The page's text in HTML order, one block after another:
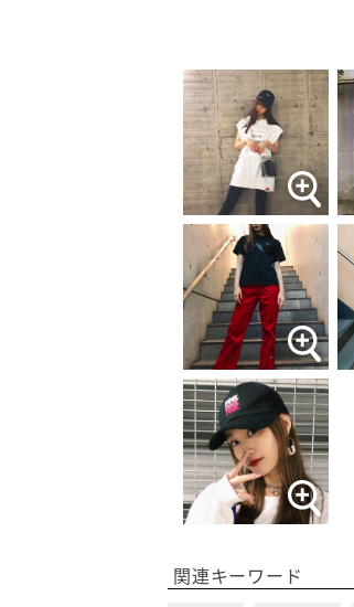
関連キーワード